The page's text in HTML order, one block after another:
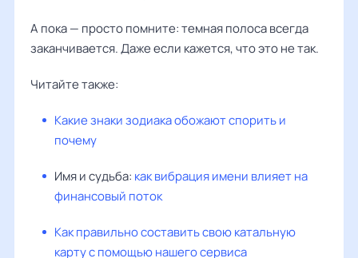
А пока — просто помните: темная полоса всегда
заканчивается. Даже если кажется, что это не так.
Читайте также:
Какие знаки зодиака обожают спорить и
почему
Имя и судьба: как вибрация имени влияет на
финансовый поток
Как правильно составить свою катальную
карту с помощью нашего сервиса